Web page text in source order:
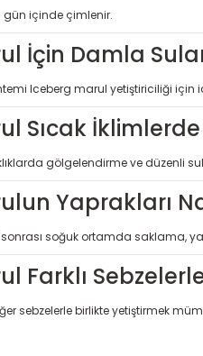
gün içinde çimlenir.
İçin Damla
Iceberg marul yetiştiriciliği için
Sıcak İklimlerde
gölgelendirme ve düzenli
Yaprakları
soğuk ortamda saklama,
Farklı
sebzelerle birlikte yetiştirmek